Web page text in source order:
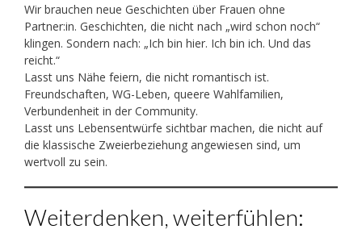
Wir brauchen neue Geschichten über Frauen ohne
Partner:in. Geschichten, die nicht nach „wird schon noch“
klingen. Sondern nach: „Ich bin hier. Ich bin ich. Und das
reicht.“
Lasst uns Nähe feiern, die nicht romantisch ist.
Freundschaften, WG-Leben, queere Wahlfamilien,
Verbundenheit in der Community.
Lasst uns Lebensentwürfe sichtbar machen, die nicht auf
die klassische Zweierbeziehung angewiesen sind, um
wertvoll zu sein.
Weiterdenken, weiterfühlen: